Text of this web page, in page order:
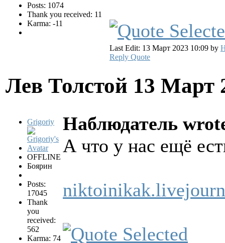
Posts: 1074
Thank you received: 11
Karma: -11
Last Edit: 13 Март 2023 10:09 by
Reply Quote
Лев Толстой 13 Март
Grigoriy
OFFLINE
Боярин
Posts:
17045
Thank
you
received:
562
Karma: 74
Наблюдатель
А что у нас ещё